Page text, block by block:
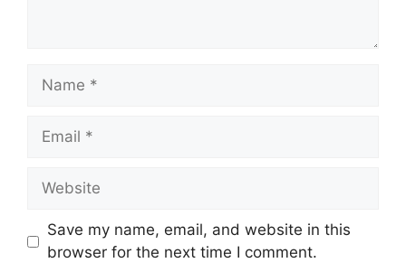
Name
Email
Website
Save my name, email, and website in this
browser for the next time I comment.